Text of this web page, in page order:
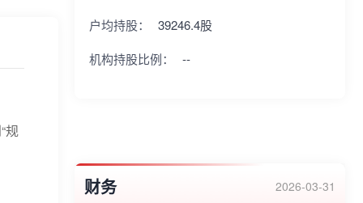
规
户均持股：
39246.4股
机构持股比例：
--
财务 2026-03-31